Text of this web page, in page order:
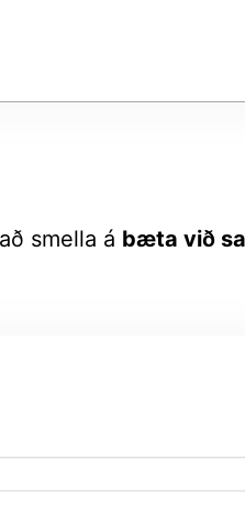
smella á bæta við